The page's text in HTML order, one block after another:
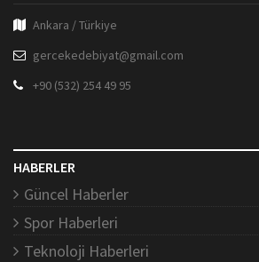
Ankara / Türkiye
gercekedebiyat@gmail.com
+90 (532) 254 49 95
HABERLER
Güncel Haberler
Spor Haberleri
Teknoloji Haberleri